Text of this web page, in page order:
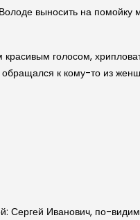
выносить на помойку
голосом,
к кому-то из
Сергей Иванович, по-